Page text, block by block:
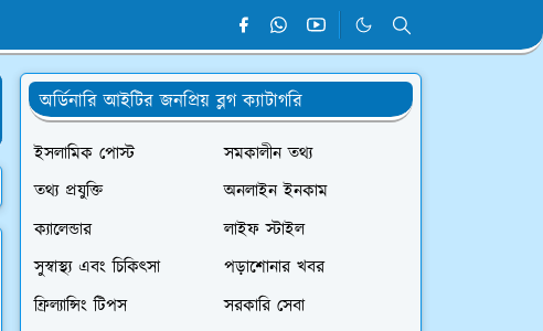
অর্ডিনারি আইটির জনপ্রিয় ব্লগ ক্যাটাগরি
ইসলামিক পোস্ট
সমকালীন তথ্য
তথ্য প্রযুক্তি
অনলাইন ইনকাম
ক্যালেন্ডার
লাইফ স্টাইল
সুস্বাস্থ্য এবং চিকিৎসা
পড়াশোনার খবর
ফ্রিল্যান্সিং টিপস
সরকারি সেবা